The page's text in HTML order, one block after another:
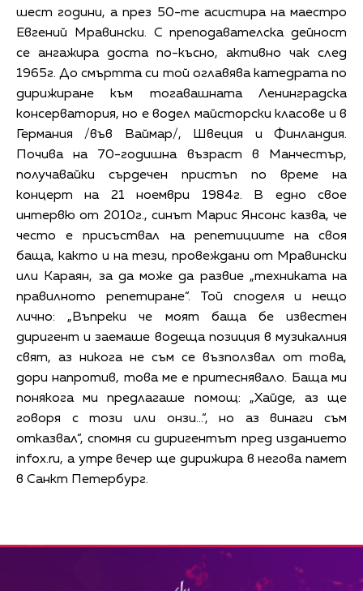
шест години, а през 50-те асистира на маестро
Евгений Мравински. С преподавателска дейност
се ангажира доста по-късно, активно чак след
1965г. До смъртта си той оглавява катедрата по
дирижиране към тогавашната Ленинградска
консерватория, но е водел майсторски класове и в
Германия /във Ваймар/, Швеция и Финландия.
Почива на 70-годишна възраст в Манчестър,
получавайки сърдечен пристъп по време на
концерт на 21 ноември 1984г. В едно свое
интервю от 2010г., синът Марис Янсонс казва, че
често е присъствал на репетициите на своя
баща, както и на тези, провеждани от Мравински
или Караян, за да може да развие „техниката на
правилното репетиране“. Той споделя и нещо
лично: „Въпреки че моят баща бе известен
диригент и заемаше водеща позиция в музикалния
свят, аз никога не съм се възползвал от това,
дори напротив, това ме е притеснявало. Баща ми
понякога ми предлагаше помощ: „Хайде, аз ще
говоря с този или онзи…“, но аз винаги съм
отказвал“, спомня си диригентът пред изданието
infox.ru, а утре вечер ще дирижира в негова памет
в Санкт Петербург.